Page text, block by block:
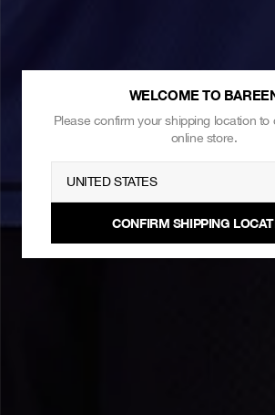
WELCOME TO
Please confirm your shipping location to
online store.
UNITED STATES
CONFIRM SHIPPING